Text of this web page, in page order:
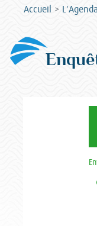
Accueil L'Agenda